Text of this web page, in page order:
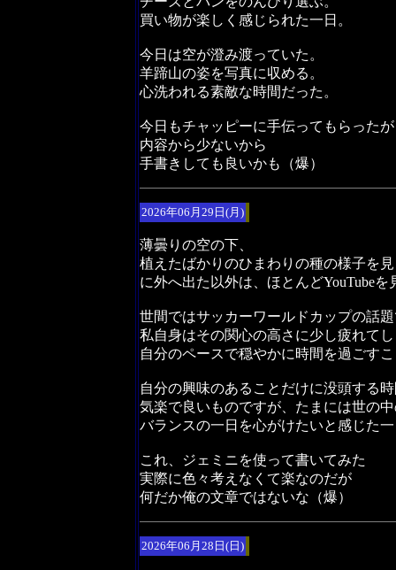
買い物が楽しく感じられた一日。
今日は空が澄み渡っていた。
羊蹄山の姿を写真に収める。
心洗われる素敵な時間だった。
今日もチャッピーに手伝ってもらったが
内容から少ないから
手書きしても良いかも（爆）
2026年06月29日(月)
薄曇りの空の下、
植えたばかりのひまわりの種の様子を見
に外へ出た以外は、ほとんどYouTubeを
世間ではサッカーワールドカップの話
私自身はその関心の高さに少し疲れて
自分のペースで穏やかに時間を過ごす
自分の興味のあることだけに没頭する
気楽で良いものですが、たまには世の
バランスの一日を心がけたいと感じた
これ、ジェミニを使って書いてみた
実際に色々考えなくて楽なのだが
何だか俺の文章ではないな（爆）
2026年06月28日(日)